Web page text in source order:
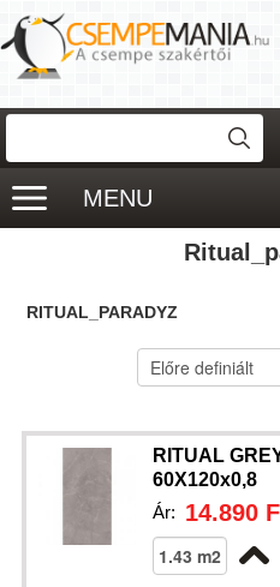
MENU
RITUAL_PARADYZ
RITUAL
60X120x0,8
Ár: 14.890